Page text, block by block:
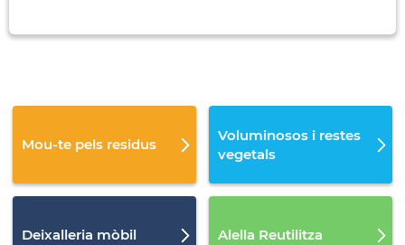
Mou-te pels residus
Voluminosos i restes
vegetals
Deixalleria mòbil Alella Reutilitza